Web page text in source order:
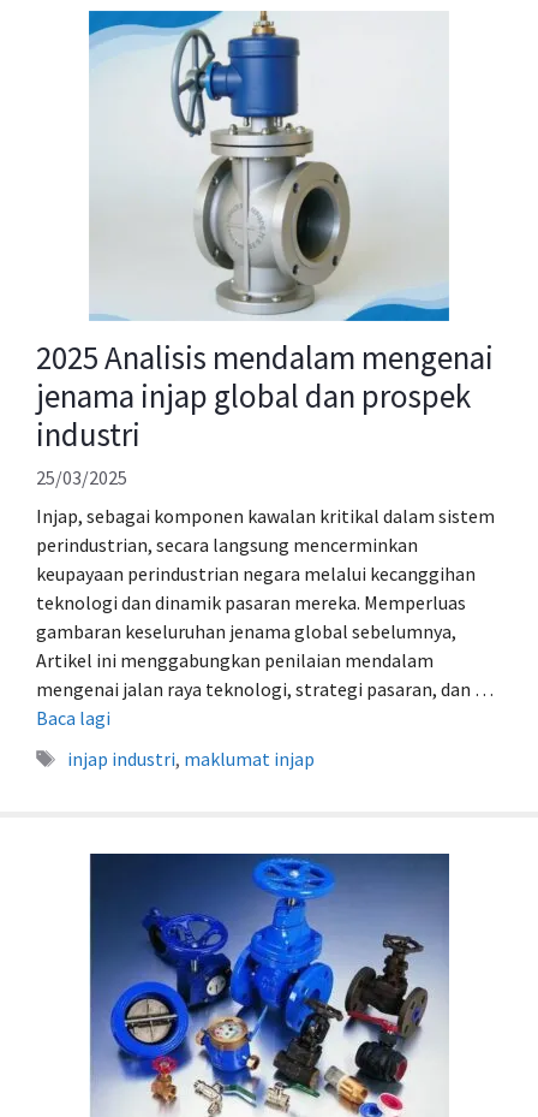
2025 Analisis mendalam mengenai
jenama injap global dan prospek
industri
25/03/2025
Injap, sebagai komponen kawalan kritikal dalam sistem
perindustrian, secara langsung mencerminkan
keupayaan perindustrian negara melalui kecanggihan
teknologi dan dinamik pasaran mereka. Memperluas
gambaran keseluruhan jenama global sebelumnya,
Artikel ini menggabungkan penilaian mendalam
mengenai jalan raya teknologi, strategi pasaran, dan …
Baca lagi
Tag
injap industri, maklumat injap